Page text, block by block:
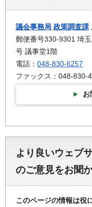
議会事務局 政策調査課
郵便番号330-9301 埼
号 議事堂1階
電話： 048-830-6257
ファックス：048-830-
お
より良いウェブ
のご意見をお聞
このページの情報は役